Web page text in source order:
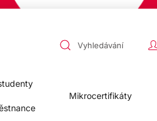
Mikrocertifikáty